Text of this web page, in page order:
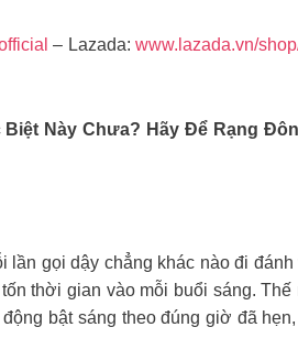
– Lazada: www.lazada.vn/
Này Chưa? Hãy Để Rạng
lần gọi dậy chẳng khác nào đi
thời gian vào mỗi buổi sáng.
bật sáng theo đúng giờ đã